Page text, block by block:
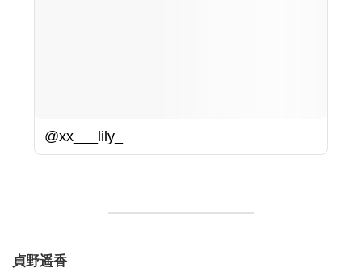
@xx___lily_
貞野遥香